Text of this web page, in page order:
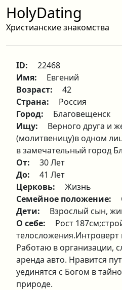
HolyDating
Христианские знакомства
ID:
22468
Имя:
Евгений
Возраст:
42
Страна:
Россия
Город:
Благовещенск
Ищу:
Верного друга и
(молитвеницу)в одном
в замечательный город
От:
30 Лет
До:
41 Лет
Церковь:
Жизнь
Семейное положение:
Дети:
Взрослый сын,
О себе:
Рост
Работаю в организации,
аренда авто. Нравится
уединятся с Богом в
природе.